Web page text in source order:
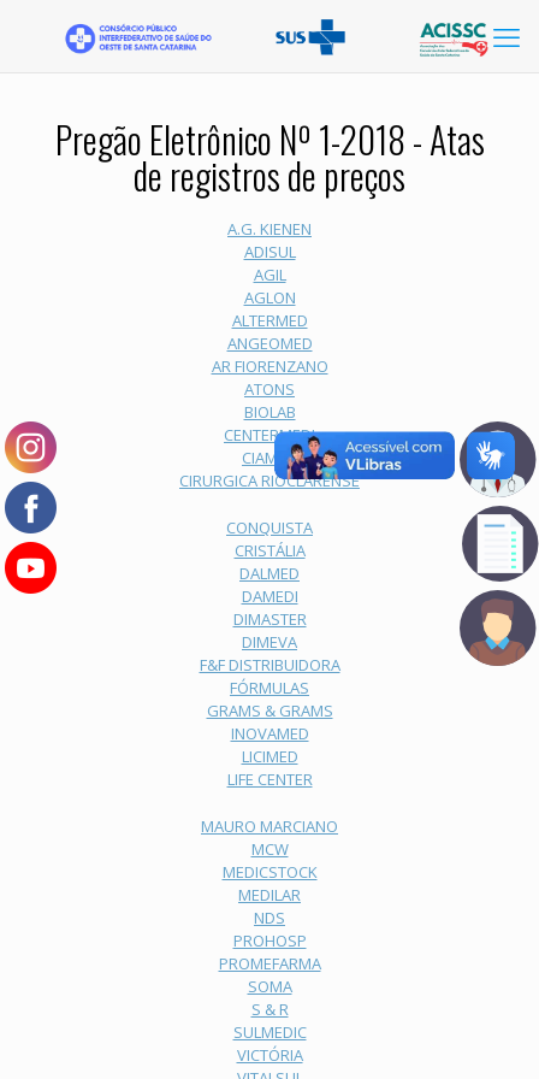
Pregão Eletrônico Nº 1-2018 - Atas
de registros de preços
A.G. KIENEN
ADISUL
AGIL
AGLON
ALTERMED
ANGEOMED
AR FIORENZANO
ATONS
BIOLAB
CENTERMEDI
CIAMED
CIRURGICA RIOCLARENSE
CONQUISTA
CRISTÁLIA
DALMED
DAMEDI
DIMASTER
DIMEVA
F&F DISTRIBUIDORA
FÓRMULAS
GRAMS & GRAMS
INOVAMED
LICIMED
LIFE CENTER
MAURO MARCIANO
MCW
MEDICSTOCK
MEDILAR
NDS
PROHOSP
PROMEFARMA
SOMA
S & R
SULMEDIC
VICTÓRIA